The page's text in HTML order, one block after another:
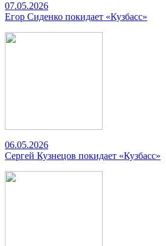
07.05.2026
Егор Сиденко покидает «Кузбасс»
06.05.2026
Сергей Кузнецов покидает «Кузбасс»